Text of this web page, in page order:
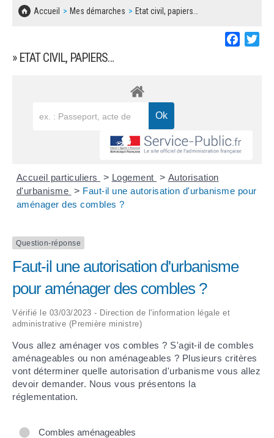
Accueil Mes démarches Etat civil, papiers…
» ETAT CIVIL, PAPIERS…
Accueil particuliers > Logement > Autorisation
d'urbanisme > Faut-il une autorisation d'urbanisme pour
aménager des combles ?
Question-réponse
Faut-il une autorisation d'urbanisme
pour aménager des combles ?
Vérifié le 03/03/2023 - Direction de l'information légale et
administrative (Première ministre)
Vous allez aménager vos combles ? S'agit-il de combles
aménageables ou non aménageables ? Plusieurs critères
vont déterminer quelle autorisation d'urbanisme vous allez
devoir demander. Nous vous présentons la
réglementation.
Combles aménageables
CONCERTATIONS PUBLIQUES
SOLIDARITÉ, LOGEMENT
SÉNIORS
DECHETS
BESOIN D'UNE AIDE ?
LES ASSOCIATIONS
MARCHÉS PUBLICS
DOCUMENT D'INFORMATION COMMUNAL
REGLEMENT LOCAL DE PUBLICITÉ
DECLARATION DE DEMARCHAGE
DOSSIER DE DEMANDE DE SUBVENTION
DEMANDE DE PRÊT DE MATERIEL
FICHE D'ORGANISATION MANIFESTATION
PLAN D'ACTION MUNICIPAL
ARRÊTÉS MUNICIPAUX
DÉLIBÉRATIONS